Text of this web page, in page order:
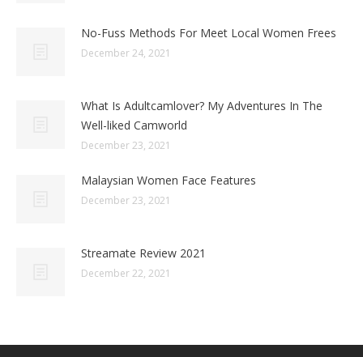
No-Fuss Methods For Meet Local Women Frees
December 24, 2021
What Is Adultcamlover? My Adventures In The
Well-liked Camworld
December 23, 2021
Malaysian Women Face Features
December 23, 2021
Streamate Review 2021
December 22, 2021